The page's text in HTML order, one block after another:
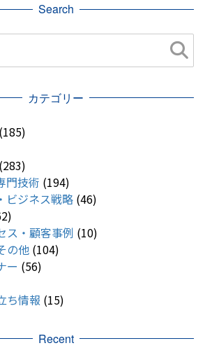
Search
カテゴリー
(185)
(283)
門技術 (194)
ビジネス戦略(46)
ス・顧客事例 (10)
の他(104)
ー (56)
ち情報 (15)
Recent